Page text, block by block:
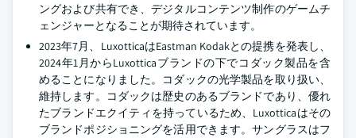
ングおよび共有でき、デジタルコンテンツ制作のゲームチ
ェンジャーとなることが期待されています。
2023年7月、LuxotticaはEastman Kodakとの提携を発表し、
2024年1月からLuxotticaブランドの下でコダック製品を含
めることになりました。コダックの光学製品を取り扱い、
維持します。コダックは歴史のあるブランドであり、優れ
たブランドエクイティを持っているため、Luxotticaはその
ブランドポジショニングを活用できます。サングラスはフ